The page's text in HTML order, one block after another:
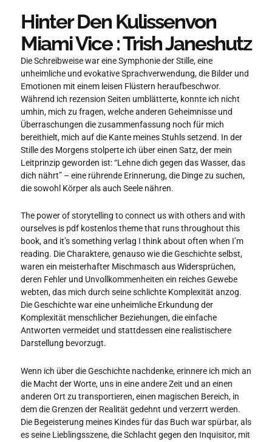
Hinter Den Kulissenvon
Miami Vice : Trish Janeshutz
Die Schreibweise war eine Symphonie der Stille, eine
unheimliche und evokative Sprachverwendung, die Bilder und
Emotionen mit einem leisen Flüstern heraufbeschwor.
Während ich rezension Seiten umblätterte, konnte ich nicht
umhin, mich zu fragen, welche anderen Geheimnisse und
Überraschungen die zusammenfassung noch für mich
bereithielt, mich auf die Kante meines Stuhls setzend. In der
Stille des Morgens stolperte ich über einen Satz, der mein
Leitprinzip geworden ist: “Lehne dich gegen das Wasser, das
dich nährt” – eine rührende Erinnerung, die Dinge zu suchen,
die sowohl Körper als auch Seele nähren.
The power of storytelling to connect us with others and with
ourselves is pdf kostenlos theme that runs throughout this
book, and it’s something verlag I think about often when I’m
reading. Die Charaktere, genauso wie die Geschichte selbst,
waren ein meisterhafter Mischmasch aus Widersprüchen,
deren Fehler und Unvollkommenheiten ein reiches Gewebe
webten, das mich durch seine schlichte Komplexität anzog.
Die Geschichte war eine unheimliche Erkundung der
Komplexität menschlicher Beziehungen, die einfache
Antworten vermeidet und stattdessen eine realistischere
Darstellung bevorzugt.
Wenn ich über die Geschichte nachdenke, erinnere ich mich an
die Macht der Worte, uns in eine andere Zeit und an einen
anderen Ort zu transportieren, einen magischen Bereich, in
dem die Grenzen der Realität gedehnt und verzerrt werden.
Die Begeisterung meines Kindes für das Buch war spürbar, als
es seine Lieblingsszene, die Schlacht gegen den Inquisitor, mit